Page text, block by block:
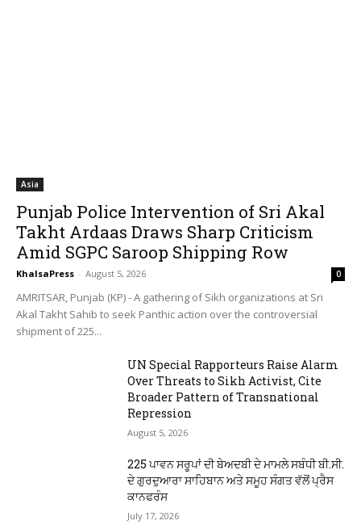
Asia
Punjab Police Intervention of Sri Akal
Takht Ardaas Draws Sharp Criticism
Amid SGPC Saroop Shipping Row
KhalsaPress - August 5, 2026 0
AMRITSAR, Punjab (KP) - A gathering of Sikh organizations at Sri
Akal Takht Sahib to seek Panthic action over the controversial
shipment of 225...
UN Special Rapporteurs Raise Alarm
Over Threats to Sikh Activist, Cite
Broader Pattern of Transnational
Repression
August 5, 2026
225 ਪਾਵਨ ਸਰੂਪਾਂ ਦੀ ਬੇਅਦਬੀ ਦੇ ਮਾਮਲੇ ਸਬੰਧੀ ਬੀ.ਸੀ.
ਦੇ ਗੁਰਦੁਆਰਾ ਸਾਹਿਬਾਨ ਅਤੇ ਸਮੂਹ ਸੰਗਤ ਵੱਲੋਂ ਪ੍ਰੈਸ
ਕਾਨਫਰੰਸ
July 17, 2026